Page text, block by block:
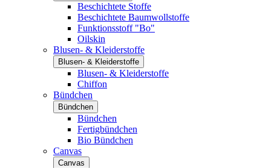
Beschichtete Stoffe
Beschichtete Baumwollstoffe
Funktionsstoff "Bo"
Oilskin
Blusen- & Kleiderstoffe
Blusen- & Kleiderstoffe
Blusen- & Kleiderstoffe
Chiffon
Bündchen
Bündchen
Bündchen
Fertigbündchen
Bio Bündchen
Canvas
Canvas